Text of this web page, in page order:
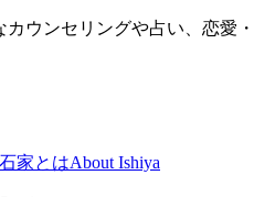
ウンセリングや占い、恋愛
家とはAbout Ishiya